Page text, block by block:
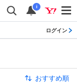
i
ログイン
おすすめ順